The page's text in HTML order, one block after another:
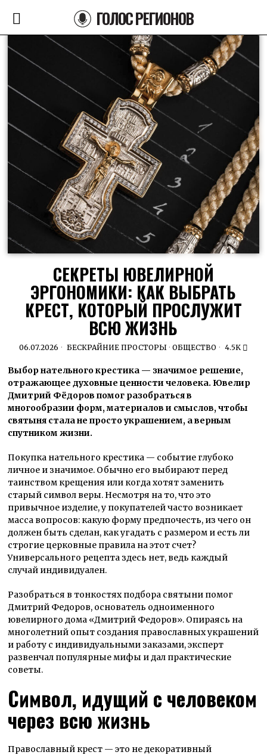
ГОЛОС РЕГИОНОВ
СЕКРЕТЫ ЮВЕЛИРНОЙ
ЭРГОНОМИКИ: КАК ВЫБРАТЬ
КРЕСТ, КОТОРЫЙ ПРОСЛУЖИТ
ВСЮ ЖИЗНЬ
06.07.2026 БЕСКРАЙНИЕ ПРОСТОРЫ · ОБЩЕСТВО 4.5K
Выбор нательного крестика — значимое решение,
отражающее духовные ценности человека. Ювелир
Дмитрий Фёдоров помог разобраться в
многообразии форм, материалов и смыслов, чтобы
святыня стала не просто украшением, а верным
спутником жизни.
Покупка нательного крестика — событие глубоко
личное и значимое. Обычно его выбирают перед
таинством крещения или когда хотят заменить
старый символ веры. Несмотря на то, что это
привычное изделие, у покупателей часто возникает
масса вопросов: какую форму предпочесть, из чего он
должен быть сделан, как угадать с размером и есть ли
строгие церковные правила на этот счет?
Универсального рецепта здесь нет, ведь каждый
случай индивидуален.
Разобраться в тонкостях подбора святыни помог
Дмитрий Федоров, основатель одноименного
ювелирного дома «Дмитрий Федоров». Опираясь на
многолетний опыт создания православных украшений
и работу с индивидуальными заказами, эксперт
развенчал популярные мифы и дал практические
советы.
Символ, идущий с человеком
через всю жизнь
Православный крест — это не декоративный